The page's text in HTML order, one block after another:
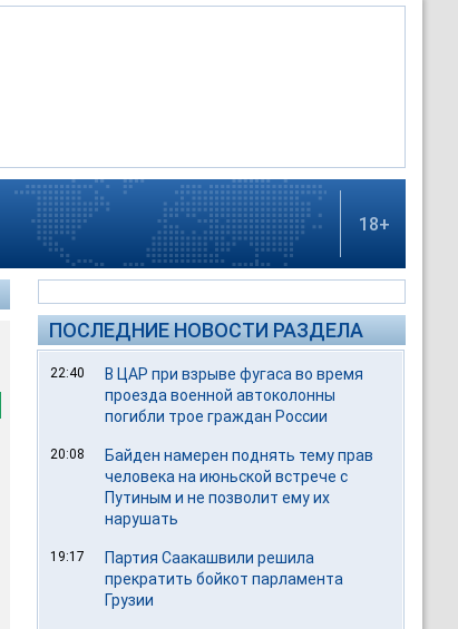
18+
ПОСЛЕДНИЕ НОВОСТИ РАЗДЕЛА
22:40
В ЦАР при взрыве фугаса во время
проезда военной автоколонны
погибли трое граждан России
20:08
Байден намерен поднять тему прав
человека на июньской встрече с
Путиным и не позволит ему их
нарушать
19:17
Партия Саакашвили решила
прекратить бойкот парламента
Грузии